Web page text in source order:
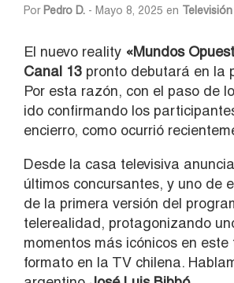
Por Pedro D. - Mayo 8, 2025 en Televisión
El nuevo reality «Mundos
Canal 13 pronto debutará en la
Por esta razón, con el paso de
ido confirmando los
encierro, como ocurrió
Desde la casa televisiva
últimos concursantes, y uno de
de la primera versión del
telerealidad, protagonizando
momentos más icónicos en este
formato en la TV chilena.